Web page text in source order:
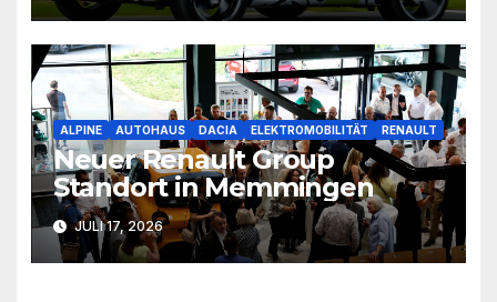
ALPINE AUTOHAUS DACIA ELEKTROMOBILITÄT RENAULT
Neuer Renault Group
Standort in Memmingen
JULI 17, 2026